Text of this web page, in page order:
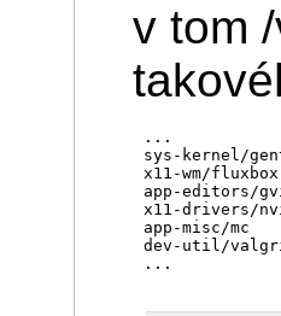
v tom
...
sys-kernel/
x11-wm/fluxbox
app-editors/
x11-drivers/
app-misc/mc
dev-util/